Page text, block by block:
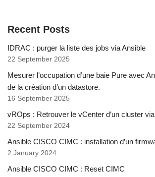
Recent Posts
IDRAC : purger la liste des jobs via Ansible
22 September 2025
Mesurer l’occupation d’une baie Pure avec
de la création d’un datastore.
16 September 2025
vROps : Retrouver le vCenter d’un cluster
22 September 2024
Ansible CISCO CIMC : installation d’un
2 January 2024
Ansible CISCO CIMC : Reset CIMC